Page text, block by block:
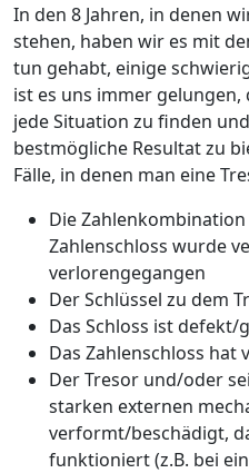
In den 8 Jahren, in denen
stehen, haben wir es mit
tun gehabt, einige
ist es uns immer
jede Situation zu finden
bestmögliche Resultat zu
Fälle, in denen man eine
Die
Zahlenschloss wurde
verlorengegangen
Der Schlüssel zu dem
Das Schloss ist
Das Zahlenschloss hat
Der Tresor und/oder
starken externen
verformt/beschädigt,
funktioniert (z.B. bei